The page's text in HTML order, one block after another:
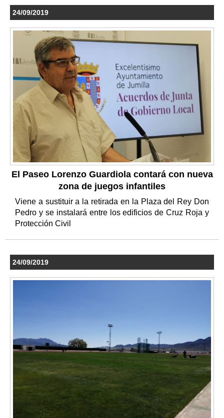
24/09/2019
El Paseo Lorenzo Guardiola contará con nueva
zona de juegos infantiles
Viene a sustituir a la retirada en la Plaza del Rey Don
Pedro y se instalará entre los edificios de Cruz Roja y
Protección Civil
24/09/2019